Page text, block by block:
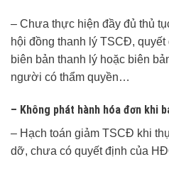
– Chưa thực hiện đầy đủ thủ
hội đồng thanh lý TSCĐ,
biên bản thanh lý hoặc biên
người có thẩm quyền…
– Không phát hành hóa đơn khi
– Hạch toán giảm TSCĐ khi
dỡ, chưa có quyết định của